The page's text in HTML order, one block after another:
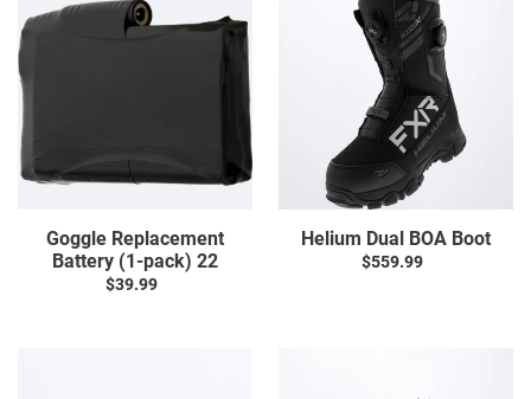
I
:
Replacement
Goggle Replacement
Battery (1-pack) 22
Prix
$39.99
Dual
BOA
Boot
Helium Dual BOA Boot
Prix
$559.99